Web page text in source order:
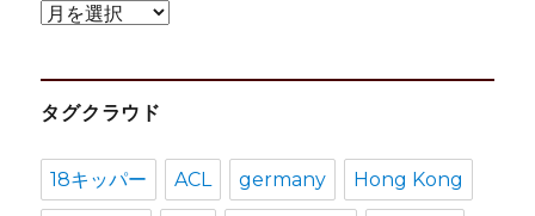
ア
カ
イ
タグクラウド
18キッパー ACL germany Hong Kong